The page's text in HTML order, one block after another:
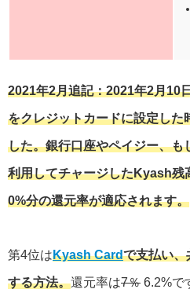
2021年2月追記：2021年2月10
をクレジットカードに設定した
した。銀行口座やペイジー、も
利用してチャージしたKyash残
0%分の還元率が適応されます。
第4位はKyash Cardで支払い、
する方法。還元率は7％ 6.2%で